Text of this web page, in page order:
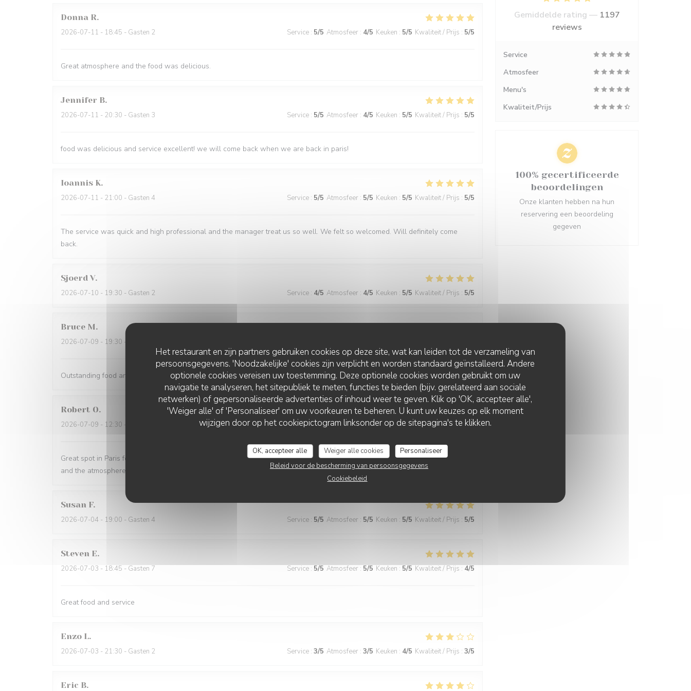
Het restaurant en zijn partners gebruiken cookies op deze site, wat kan leiden tot de verzameling van
persoonsgegevens. 'Noodzakelijke' cookies zijn verplicht en worden standaard geïnstalleerd. Andere
optionele cookies vereisen uw toestemming. Deze optionele cookies worden gebruikt om uw
navigatie te analyseren, het sitepubliek te meten, functies te bieden (bijv. gerelateerd aan sociale
netwerken) of gepersonaliseerde advertenties of inhoud weer te geven. Klik op 'OK, accepteer alle',
'Weiger alle' of 'Personaliseer' om uw voorkeuren te beheren. U kunt uw keuzes op elk moment
wijzigen door op het cookiepictogram linksonder op de sitepagina's te klikken.
OK, accepteer alle Weiger alle cookies
Personaliseer
Beleid voor de bescherming van persoonsgegevens
Cookiebeleid
Donna R
2026-07-11 - 18:45 - Gasten 2 Service : 5/5 Atmosfeer : 4/5 Keuken : 5/5 Kwaliteit / Prijs : 5/5
Great atmosphere and the food was delicious.
Jennifer B
2026-07-11 - 20:30 - Gasten 3 Service : 5/5 Atmosfeer : 4/5 Keuken : 5/5 Kwaliteit / Prijs : 5/5
food was delicious and service excellent! we will come back when we are back in paris!
Ioannis K
2026-07-11 - 21:00 - Gasten 4 Service : 5/5 Atmosfeer : 5/5 Keuken : 5/5 Kwaliteit / Prijs : 5/5
The service was quick and high professional and the manager treat us so well. We felt so welcomed. Will definitely come
back.
Sjoerd V
2026-07-10 - 19:30 - Gasten 2 Service : 4/5 Atmosfeer : 4/5 Keuken : 5/5 Kwaliteit / Prijs : 5/5
Bruce M
2026-07-09 - 19:30 - Gasten 4
Outstanding food and service. The service was the best we have had in Paris
Robert O
2026-07-09 - 12:30 - Gasten 5 Service:5/5 Atmosfeer:5/5 Keuken:5 /5 Kwaliteit / Prijs: 4/5
Great spot in Paris for a business lunch or casual dinner. The food is consistently excellent, the service is friendly and attentive,
and the atmosphere is warm and inviting. Highly recommended!
Susan F
2026-07-04 - 19:00 - Gasten 4 Service : 5/5 Atmosfeer : 5/5 Keuken : 5/5 Kwaliteit / Prijs : 5/5
Steven E
2026-07-03 - 18:45 - Gasten 7 Service : 5/5 Atmosfeer : 5/5 Keuken : 5/5 Kwaliteit / Prijs : 4/5
Great food and service
Enzo L
2026-07-03 - 21:30 - Gasten 2 Service : 3/5 Atmosfeer : 3/5 Keuken : 4/5 Kwaliteit / Prijs : 3/5
Eric B
Gemiddelde rating — 1197
reviews
Service
Atmosfeer
Menu's
Kwaliteit/Prijs
100% gecertificeerde
beoordelingen
Onze klanten hebben na hun
reservering een beoordeling
gegeven